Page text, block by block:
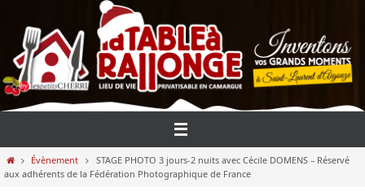
contenu
HomeÉvènement
STAGE PHOTO 3 jours-2 nuits avec Cécile DOMENS – Réservé
aux adhérents de la Fédération Photographique de France